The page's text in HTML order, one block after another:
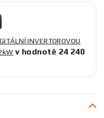
INVERTOROVOU
v hodnotě 24 240